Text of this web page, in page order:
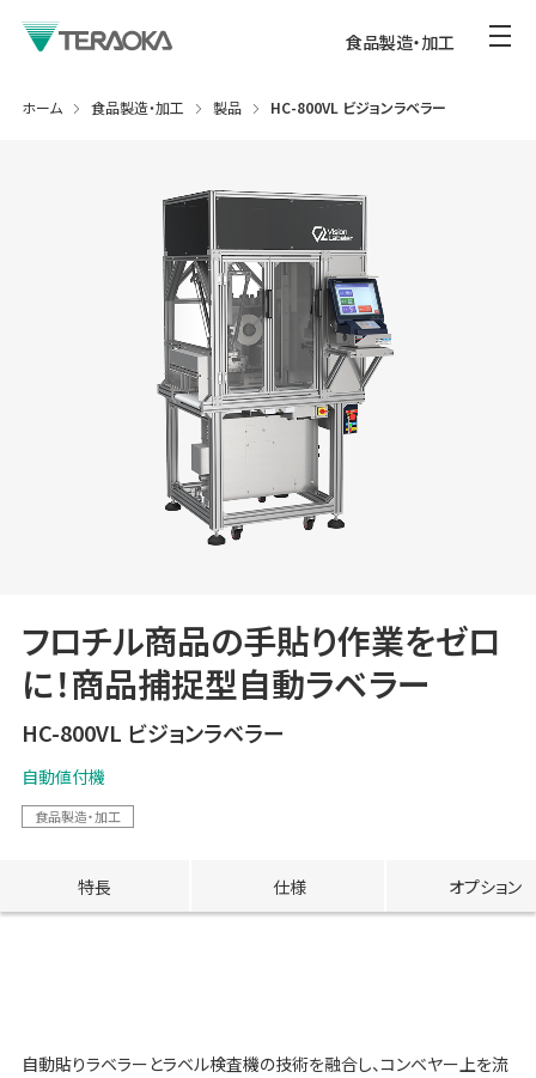
食品製造・加工
ホーム 食品製造・加工 製品 HC-800VL ビジョンラベラー
フロチル商品の手貼り作業をゼロ
に！商品捕捉型自動ラベラー
HC-800VL ビジョンラベラー
自動値付機
食品製造・加工
特長 仕様 オプション
自動貼りラベラーとラベル検査機の技術を融合し、コンベヤー上を流